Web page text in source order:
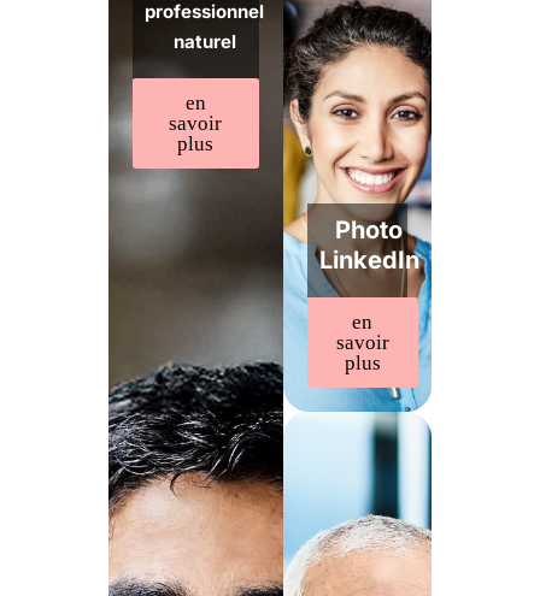
professionnel
naturel
en
savoir
plus
Photo
LinkedIn
en
savoir
plus